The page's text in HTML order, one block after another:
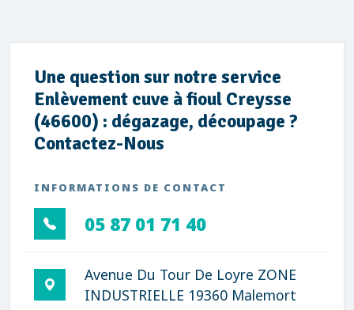
Une question sur notre service
Enlèvement cuve à fioul Creysse
(46600) : dégazage, découpage ?
Contactez-Nous
INFORMATIONS DE CONTACT
05 87 01 71 40
Avenue Du Tour De Loyre ZONE
INDUSTRIELLE 19360 Malemort